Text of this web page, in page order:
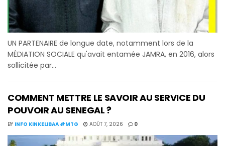
UN PARTENAIRE de longue date, notamment lors de la
MÉDIATION SOCIALE qu'avait entamée JAMRA, en 2016, alors
sollicitée par...
COMMENT METTRE LE SAVOIR AU SERVICE DU
POUVOIR AU SENEGAL ?
BY INFO KINKELIBAA #MTG AOÛT 7, 2026 0